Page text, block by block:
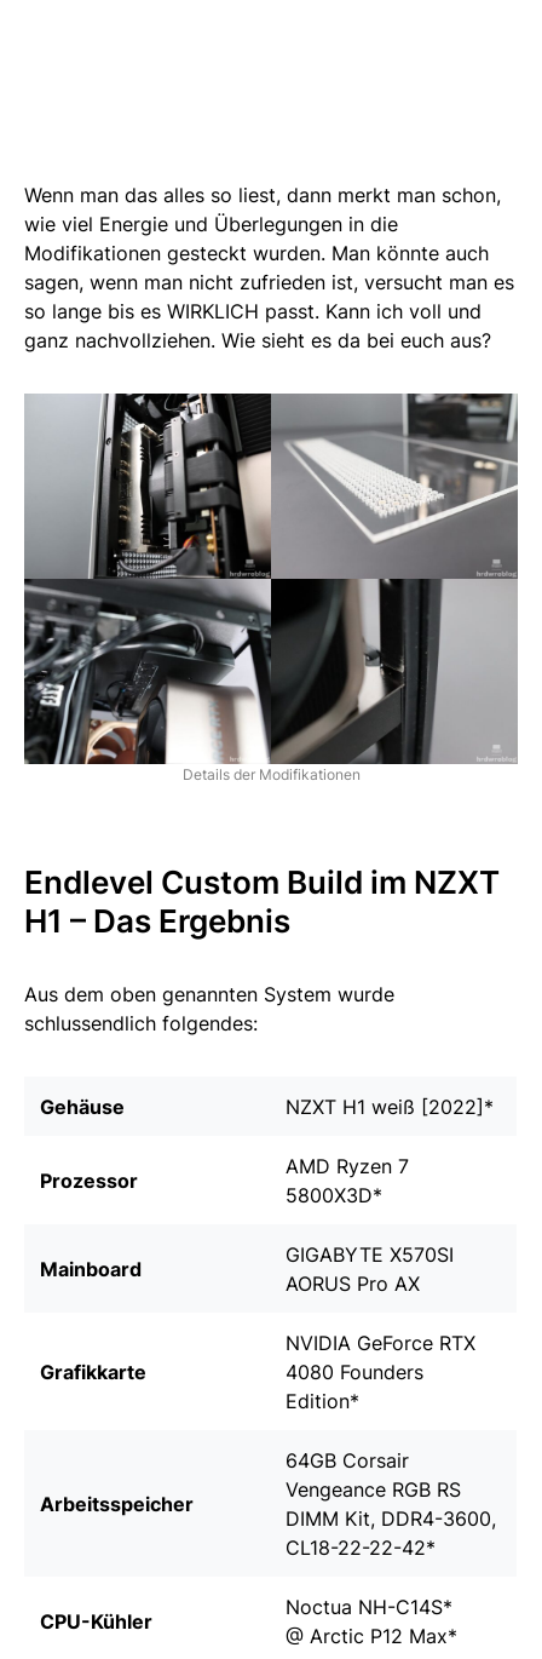
Wenn man das alles so liest, dann merkt man schon,
wie viel Energie und Überlegungen in die
Modifikationen gesteckt wurden. Man könnte auch
sagen, wenn man nicht zufrieden ist, versucht man es
so lange bis es WIRKLICH passt. Kann ich voll und
ganz nachvollziehen. Wie sieht es da bei euch aus?
Details der Modifikationen
Endlevel Custom Build im NZXT
H1 – Das Ergebnis
Aus dem oben genannten System wurde
schlussendlich folgendes:
Gehäuse NZXT H1 weiß [2022] *
Prozessor
AMD Ryzen 7
5800X3D*
Mainboard
GIGABYTE X570SI
AORUS Pro AX
Grafikkarte
NVIDIA GeForce RTX
4080 Founders
Edition*
Arbeitsspeicher
64GB Corsair
Vengeance RGB RS
DIMM Kit, DDR4-3600,
CL18-22-22-42*
CPU-Kühler
Noctua NH-C14S*
@ Arctic P12 Max*